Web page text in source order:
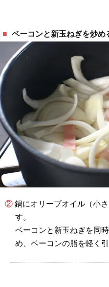
ベーコンと新玉ねぎを炒め
② 鍋にオリーブオイル（小さじ1）を入れて中火で熱しま
す。
ベーコンと新玉ねぎを同
め、ベーコンの脂を軽く引